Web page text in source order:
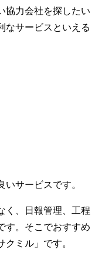
協力会社を探したい
なサービスといえる
サービスです。
く、日報管理、工程
す。そこでおすすめ
ミル」です。